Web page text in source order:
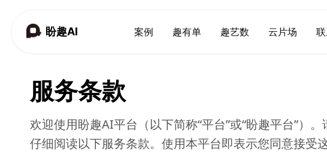
盼趣AI 案例 趣有单 趣艺数 云片场
服务条款
欢迎使用盼趣AI平台（以下简称“平台”或“盼趣平台”）
仔细阅读以下服务条款。使用本平台即表示您同意接受